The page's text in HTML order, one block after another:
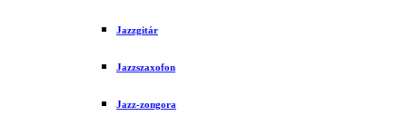
Jazzgitár
Jazzszaxofon
Jazz-zongora